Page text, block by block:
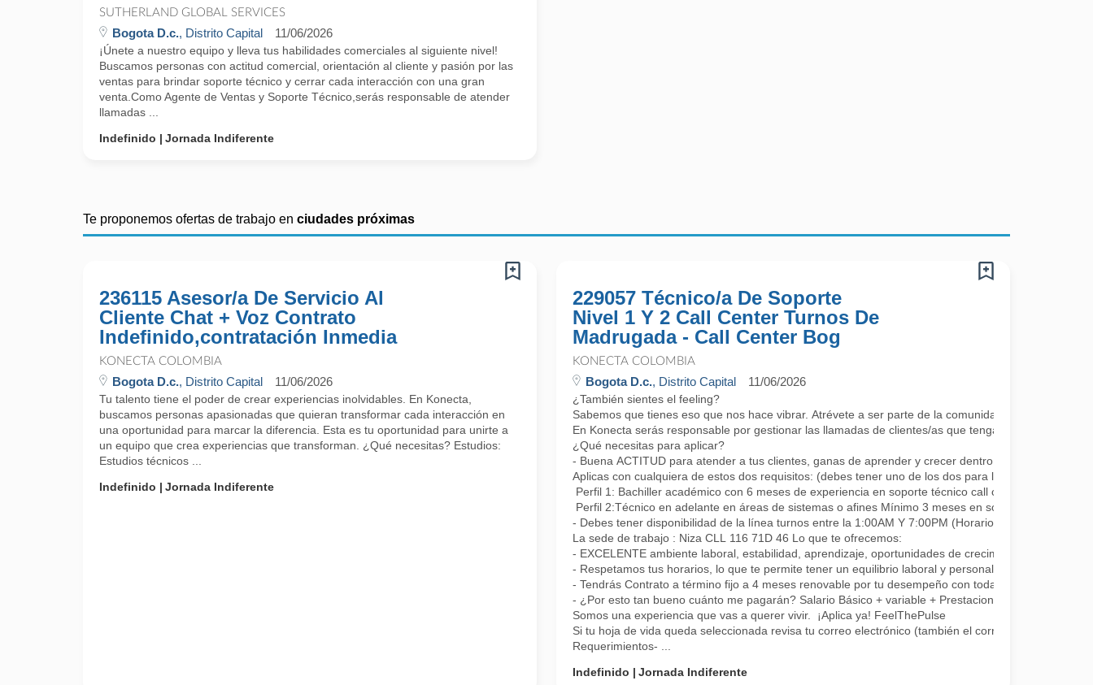
SUTHERLAND GLOBAL SERVICES
Bogota D.c., Distrito Capital 11/06/2026
¡Únete a nuestro equipo y lleva tus habilidades comerciales al siguiente nivel!
Buscamos personas con actitud comercial, orientación al cliente y pasión por las
ventas para brindar soporte técnico y cerrar cada interacción con una gran
venta.Como Agente de Ventas y Soporte Técnico,serás responsable de atender
llamadas ...
Indefinido
Jornada Indiferente
Te proponemos ofertas de trabajo en ciudades próximas
236115 Asesor/a De Servicio Al
Cliente Chat + Voz Contrato
Indefinido,contratación Inmedia
KONECTA COLOMBIA
Bogota D.c., Distrito Capital 11/06/2026
Tu talento tiene el poder de crear experiencias inolvidables. En Konecta,
buscamos personas apasionadas que quieran transformar cada interacción en
una oportunidad para marcar la diferencia. Esta es tu oportunidad para unirte a
un equipo que crea experiencias que transforman. ¿Qué necesitas? Estudios:
Estudios técnicos ...
Indefinido
Jornada Indiferente
229057 Técnico/a De Soporte
Nivel 1 Y 2 Call Center Turnos De
Madrugada - Call Center Bog
KONECTA COLOMBIA
Bogota D.c., Distrito Capital 11/06/2026
¿También sientes el feeling?
Sabemos que tienes eso que nos hace vibrar. Atrévete a ser parte de la comunidad más cool; lo
En Konecta serás responsable por gestionar las llamadas de clientes/as que tengan algún
¿Qué necesitas para aplicar?
- Buena ACTITUD para atender a tus clientes, ganas de aprender y crecer dentro de la compañía
Aplicas con cualquiera de estos dos requisitos: (debes tener uno de los dos para la continuidad, se
Perfil 1: Bachiller académico con 6 meses de experiencia en soporte técnico call center.
Perfil 2:Técnico en adelante en áreas de sistemas o afines Mínimo 3 meses en soporte o áreas
- Debes tener disponibilidad de la línea turnos entre la 1:00AM Y 7:00PM (Horarios rotativos, 1 día
La sede de trabajo : Niza CLL 116 71D 46 Lo que te ofrecemos:
- EXCELENTE ambiente laboral, estabilidad, aprendizaje, oportunidades de crecimiento, tenemos
- Respetamos tus horarios, lo que te permite tener un equilibrio laboral y personal
- Tendrás Contrato a término fijo a 4 meses renovable por tu desempeño con todas las prestaciones
- ¿Por esto tan bueno cuánto me pagarán? Salario Básico + variable + Prestaciones por ley.
Somos una experiencia que vas a querer vivir. ¡Aplica ya! FeelThePulse
Si tu hoja de vida queda seleccionada revisa tu correo electrónico (también el correo no deseado)
Requerimientos- ...
Indefinido
Jornada Indiferente